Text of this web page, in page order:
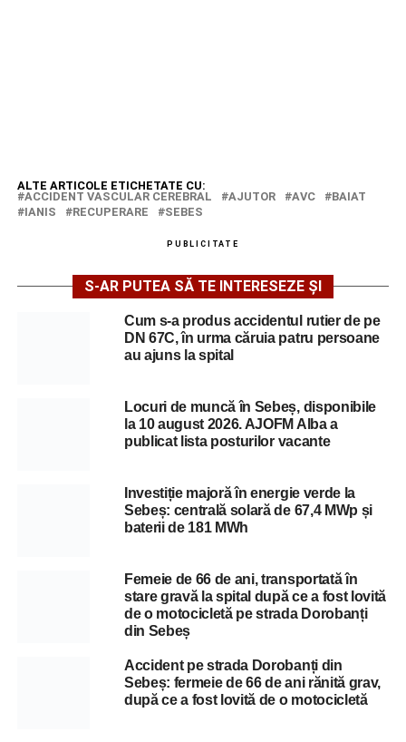
ALTE ARTICOLE ETICHETATE CU:
ACCIDENT VASCULAR CEREBRAL
AJUTOR AVC
BAIAT
IANIS
RECUPERARE SEBES
PUBLICITATE
S-AR PUTEA SĂ TE INTERESEZE ȘI
Cum s-a produs accidentul rutier de pe
DN 67C, în urma căruia patru persoane
au ajuns la spital
Locuri de muncă în Sebeș, disponibile
la 10 august 2026. AJOFM Alba a
publicat lista posturilor vacante
Investiție majoră în energie verde la
Sebeș: centrală solară de 67,4 MWp și
baterii de 181 MWh
Femeie de 66 de ani, transportată în
stare gravă la spital după ce a fost lovită
de o motocicletă pe strada Dorobanți
din Sebeș
Accident pe strada Dorobanți din
Sebeș: fermeie de 66 de ani rănită grav,
după ce a fost lovită de o motocicletă